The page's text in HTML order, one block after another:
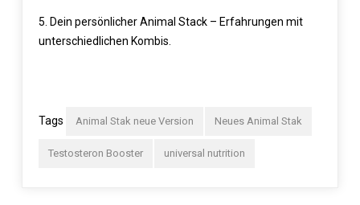
5. Dein persönlicher Animal Stack – Erfahrungen mit
unterschiedlichen Kombis.
Tags Animal Stak neue Version Neues Animal Stak
Testosteron Booster universal nutrition